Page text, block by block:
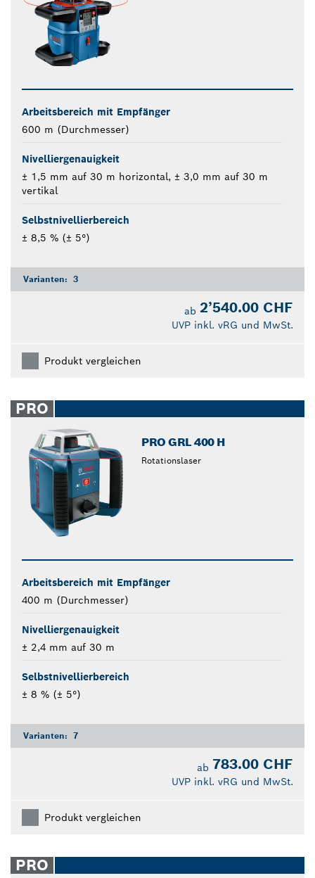
Arbeitsbereich mit Empfänger
600 m (Durchmesser)
Nivelliergenauigkeit
± 1,5 mm auf 30 m horizontal, ± 3,0 mm auf 30 m
vertikal
Selbstnivellierbereich
± 8,5 % (± 5°)
Varianten: 3
ab 2’540.00 CHF
UVP inkl. vRG und MwSt.
Produkt vergleichen
PRO
PRO GRL 400 H
Rotationslaser
Arbeitsbereich mit Empfänger
400 m (Durchmesser)
Nivelliergenauigkeit
± 2,4 mm auf 30 m
Selbstnivellierbereich
± 8 % (± 5°)
Varianten: 7
ab 783.00 CHF
UVP inkl. vRG und MwSt.
Produkt vergleichen
PRO